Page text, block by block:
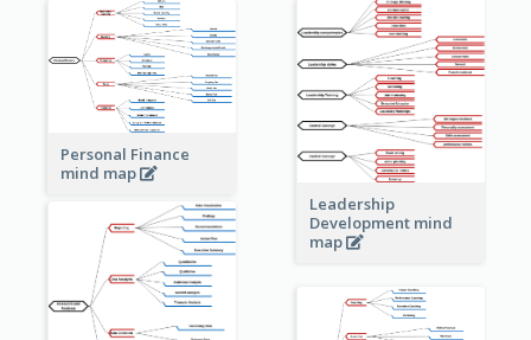
Personal Finance
mind map
Leadership
Development mind
map